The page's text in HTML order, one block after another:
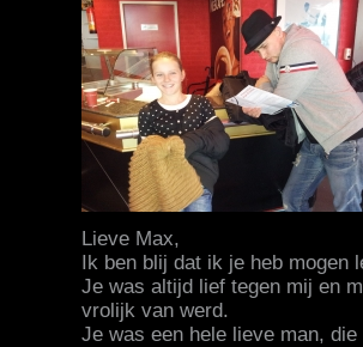
Lieve Max,
Ik ben blij dat ik je heb mogen
Je was altijd lief tegen mij en
vrolijk van werd.
Je was een hele lieve man,